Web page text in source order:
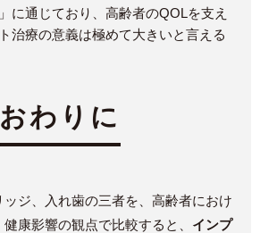
に通じており、高齢者のQOLを支え
治療の意義は極めて大きいと言える
おわりに
ジ、入れ歯の三者を、高齢者におけ
康影響の観点で比較すると、 インプ